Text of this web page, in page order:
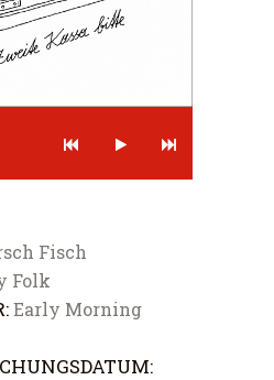
Fisch
Folk
Early Morning